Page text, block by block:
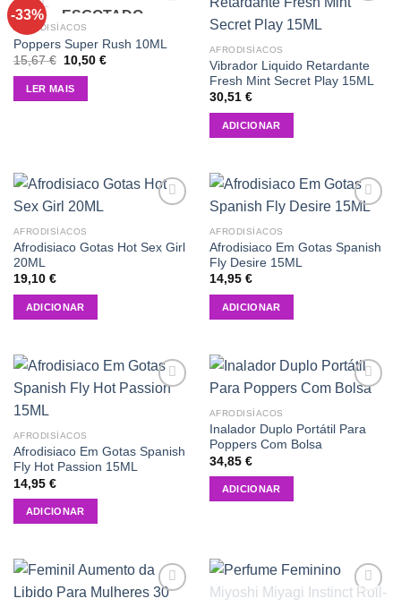
-33% ESGOTADO
AFRODISÍACOS
Poppers Super Rush 10ML
15,67€
O
original
era:
10,50 €O
LER MAIS
AFRODISÍACOS
Vibrador Liquido Retardante
Fresh Mint Secret Play 15ML
30,51 €
ADICIONAR
AFRODISÍACOS
Afrodisiaco Gotas Hot Sex Girl
20ML
19,10 €
ADICIONAR
AFRODISÍACOS
Afrodisiaco Em Gotas Spanish
Fly Desire 15ML
14,95 €
ADICIONAR
AFRODISÍACOS
Afrodisiaco Em Gotas Spanish
Fly Hot Passion 15ML
14,95 €
ADICIONAR
AFRODISÍACOS
Inalador Duplo Portátil Para
Poppers Com Bolsa
34,85 €
ADICIONAR